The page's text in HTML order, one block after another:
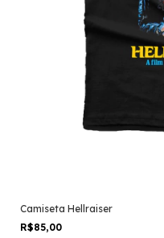
Camiseta Hellraiser
R$85,00